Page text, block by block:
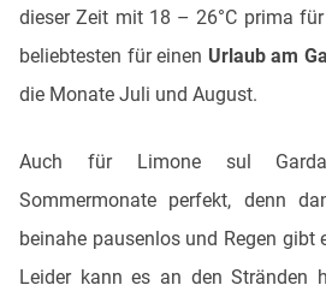
dieser Zeit mit 18 – 26°C prima
beliebtesten für einen Urlaub am
die Monate Juli und August.
Auch für Limone sul
Sommermonate perfekt, denn
beinahe pausenlos und Regen gibt
Leider kann es an den Stränden